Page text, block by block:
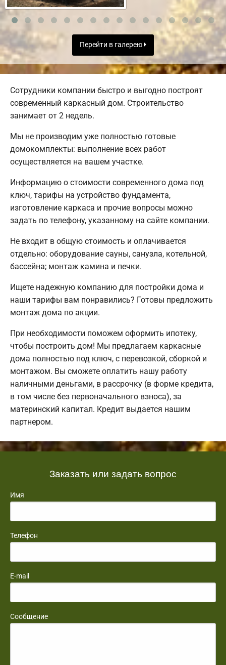
Перейти в галерею
Сотрудники компании быстро и выгодно построят
современный каркасный дом. Строительство
занимает от 2 недель.
Мы не производим уже полностью готовые
домокомплекты: выполнение всех работ
осуществляется на вашем участке.
Информацию о стоимости современного дома под
ключ, тарифы на устройство фундамента,
изготовление каркаса и прочие вопросы можно
задать по телефону, указанному на сайте компании.
Не входит в общую стоимость и оплачивается
отдельно: оборудование сауны, санузла, котельной,
бассейна; монтаж камина и печки.
Ищете надежную компанию для постройки дома и
наши тарифы вам понравились? Готовы предложить
монтаж дома по акции.
При необходимости поможем оформить ипотеку,
чтобы построить дом! Мы предлагаем каркасные
дома полностью под ключ, с перевозкой, сборкой и
монтажом. Вы сможете оплатить нашу работу
наличными деньгами, в рассрочку (в форме кредита,
в том числе без первоначального взноса), за
материнский капитал. Кредит выдается нашим
партнером.
Заказать или задать вопрос
Имя
Телефон
E-mail
Сообщение